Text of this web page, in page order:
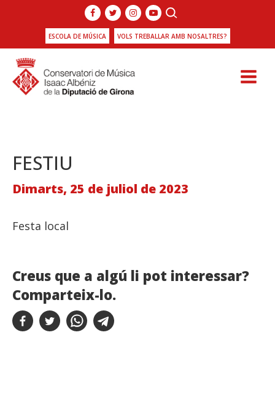
ESCOLA DE MÚSICA VOLS TREBALLAR AMB NOSALTRES?
FESTIU
Dimarts, 25 de juliol de 2023
Festa local
Creus que a algú li pot interessar?
Comparteix-lo.